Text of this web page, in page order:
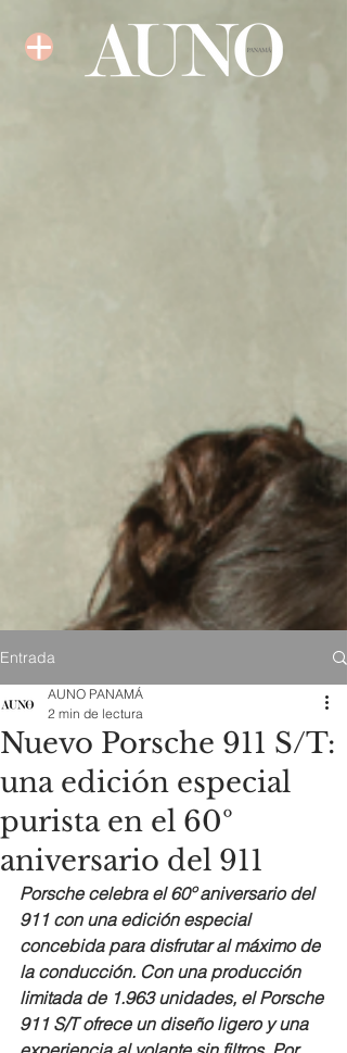
Entrada
Nuevo Porsche 911 S/T:
una edición especial
purista en el 60º
aniversario del 911
AUNO PANAMÁ
2 min de lectura
Porsche celebra el 60º aniversario del
911 con una edición especial
concebida para disfrutar al máximo de
la conducción. Con una producción
limitada de 1.963 unidades, el Porsche
911 S/T ofrece un diseño ligero y una